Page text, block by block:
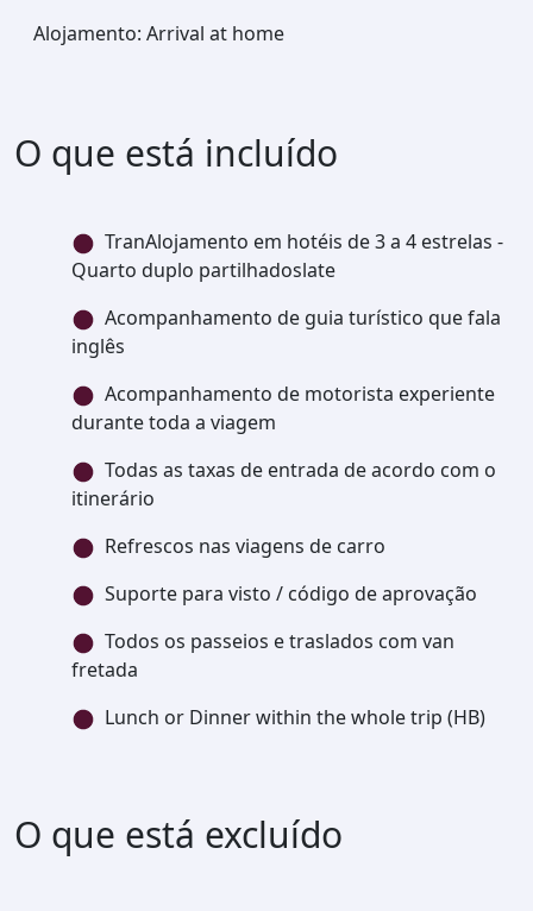
Alojamento: Arrival at home
O que está incluído
TranAlojamento em hotéis de 3 a 4 estrelas -
Quarto duplo partilhadoslate
Acompanhamento de guia turístico que fala
inglês
Acompanhamento de motorista experiente
durante toda a viagem
Todas as taxas de entrada de acordo com o
itinerário
Refrescos nas viagens de carro
Suporte para visto / código de aprovação
Todos os passeios e traslados com van
fretada
Lunch or Dinner within the whole trip (HB)
O que está excluído